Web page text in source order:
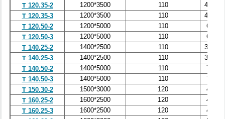
Т 120.35-2
1200*3500 110
4,18
Т 120.35-3
1200*3500 110
4,18
Т 120.50-2
1200*5000 110
6,0
Т 120.50-3
1200*5000 110
6,0
Т 140.25-2
1400*2500 110
3,75
Т 140.25-3
1400*2500 110
3,75
Т 140.50-2
1400*5000 110
7,0
Т 140.50-3
1400*5000 110
7,0
Т 150.30-2
1500*3000 120
4,6
Т 160.25-2
1600*2500 120
4,7
Т 160.25-3
1600*2500 120
4,7